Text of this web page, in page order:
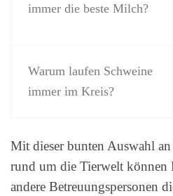
immer die beste Milch?
Warum laufen Schweine
immer im Kreis?
Mit dieser bunten Auswahl an
rund um die Tierwelt können
andere Betreuungspersonen